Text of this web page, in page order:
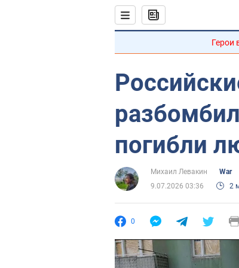
Герои
погибли
Михаил Левакин
War
9.07.2026 03:36
2
0